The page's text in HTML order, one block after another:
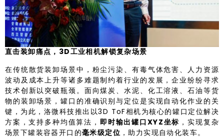
直击装卸痛点，3D工业相机解锁复杂场景
在传统散货装卸场景中，粉尘污染、有毒气体危害、人力资源
波动及成本上升等诸多难题制约着行业的发展，企业纷纷寻求
技术创新以突破瓶颈。面向煤炭、水泥、化工溶液、石油等货
物的装卸场景，罐口的准确识别与定位是实现自动化作业的关
键，为此，洛微科技推出以3D ToF相机为核心的罐口定位解决
方案，支持多种均值算法， 即时输出罐口XYZ坐标 ，实现复杂
场景下罐装容器开口的毫米级定位 ，助力实现自动化装车。